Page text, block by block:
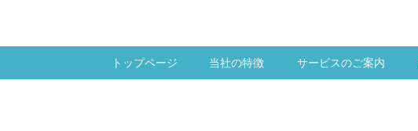
トップページ 当社の特徴 サービスのご案内